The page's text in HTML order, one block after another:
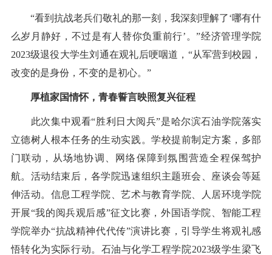
“看到抗战老兵们敬礼的那一刻，我深刻理解了‘哪有什
么岁月静好，不过是有人替你负重前行’。”经济管理学院
2023级退役大学生刘通在观礼后哽咽道，“从军营到校园，
改变的是身份，不变的是初心。”
厚植家国情怀，青春誓言映照复兴征程
此次集中观看“胜利日大阅兵”是哈尔滨石油学院落实
立德树人根本任务的生动实践。学校提前制定方案，多部
门联动，从场地协调、网络保障到氛围营造全程保驾护
航。活动结束后，各学院迅速组织主题班会、座谈会等延
伸活动。信息工程学院、艺术与教育学院、人居环境学院
开展“我的阅兵观后感”征文比赛，外国语学院、智能工程
学院举办“抗战精神代代传”演讲比赛，引导学生将观礼感
悟转化为实际行动。石油与化学工程学院2023级学生梁飞